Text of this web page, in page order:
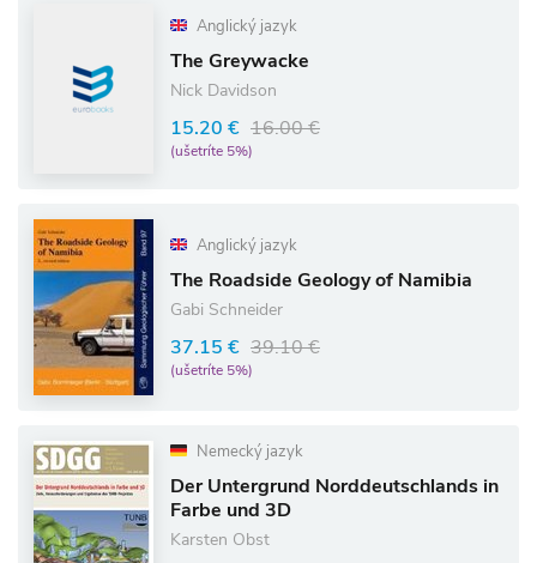
Anglický jazyk
The Greywacke
Nick Davidson
15.20 € 16.00 €
(ušetríte 5%)
Anglický jazyk
The Roadside Geology of Namibia
Gabi Schneider
37.15 € 39.10 €
(ušetríte 5%)
Nemecký jazyk
Der Untergrund Norddeutschlands in
Farbe und 3D
Karsten Obst